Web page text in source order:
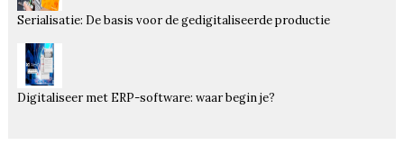
Serialisatie: De basis voor de gedigitaliseerde productie
Digitaliseer met ERP-software: waar begin je?